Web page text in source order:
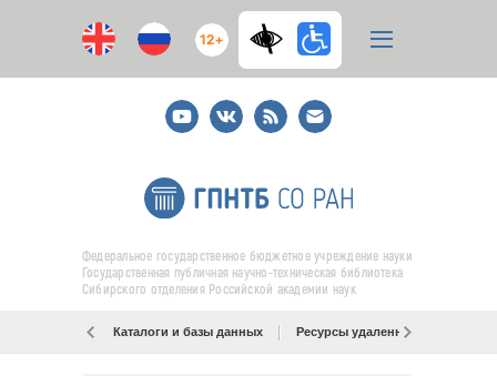
12+
YoutubeВКонтакте
RSS
E-
mail
подписка
Федеральное государственное бюджетное учреждение науки
Государственная публичная научно-техническая библиотека
Сибирского отделения Российской академии наук
Каталоги и базы данных Ресурсы удаленного доступа